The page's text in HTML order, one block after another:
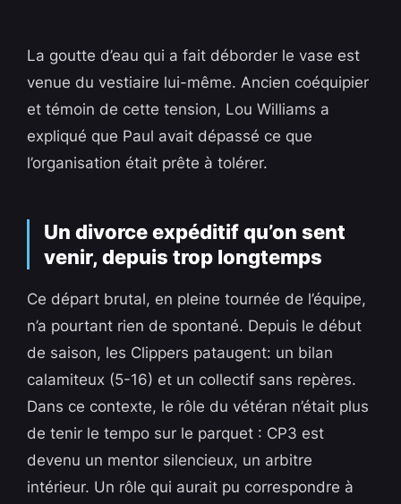
La goutte d’eau qui a fait déborder le vase est
venue du vestiaire lui-même. Ancien coéquipier
et témoin de cette tension, Lou Williams a
expliqué que Paul avait dépassé ce que
l’organisation était prête à tolérer.
Un divorce expéditif qu’on sent
venir, depuis trop longtemps
Ce départ brutal, en pleine tournée de l’équipe,
n’a pourtant rien de spontané. Depuis le début
de saison, les Clippers pataugent: un bilan
calamiteux (5-16) et un collectif sans repères.
Dans ce contexte, le rôle du vétéran n’était plus
de tenir le tempo sur le parquet : CP3 est
devenu un mentor silencieux, un arbitre
intérieur. Un rôle qui aurait pu correspondre à